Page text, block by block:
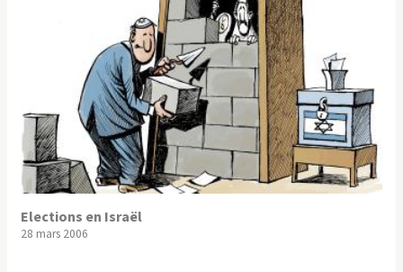
Elections en Israël
28 mars 2006